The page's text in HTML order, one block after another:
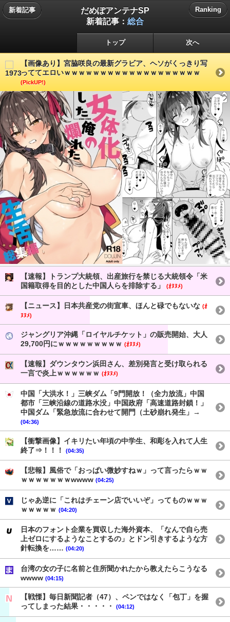
新着記事
だめぽアンテナSP
新着記事： 総合
Ranking
トップ 次へ
【画像あり】宮脇咲良の最新グラビア、ヘソがくっきり写
っててエロいｗｗｗｗｗｗｗｗｗｗｗｗｗｗｗｗｗｗｗ
(PickUP!)
【速報】トランプ大統領、出産旅行を禁じる大統領令「米
国籍取得を目的とした中国人らを排除する」
(ｵﾇﾇﾒ)
【ニュース】日本共産党の街宣車、ほんと碌でもないな (ｵ
ﾇﾇﾒ)
ジャングリア沖縄「ロイヤルチケット」の販売開始、大人
29,700円にｗｗｗｗｗｗｗｗｗ (ｵﾇﾇﾒ)
【速報】ダウンタウン浜田さん、差別発言と受け取られる
一言で炎上ｗｗｗｗｗｗ (ｵﾇﾇﾒ)
中国「大洪水！」三峡ダム「9門開放！（全力放流」中国
都市「三峡沿線の道路水没」中国政府「高速道路封鎖！」
中国ダム「緊急放流に合わせて開門（土砂崩れ発生」→
(04:36)
【衝撃画像】イキリたい年頃の中学生、和彫を入れて人生
終了⇒！！！
(04:35)
【悲報】風俗で「おっぱい微妙すねｗ」って言ったらｗｗ
ｗｗｗｗｗｗｗwwww (04:25)
じゃあ逆に「これはチェーン店でいいぞ」ってものｗｗｗ
ｗｗｗｗｗ (04:20)
日本のフォント企業を買収した海外資本、「なんで自ら売
上ゼロにするようなことするの」とドン引きするような方
針転換を…… (04:20)
台湾の女の子に名前と住所聞かれたから教えたらこうなる
wwww (04:15)
【戦慄】毎日新聞記者（47）、ペンではなく「包丁」を握
ってしまった結果・・・・・
(04:12)